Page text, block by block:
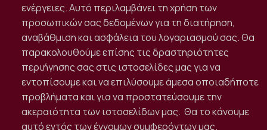
ενέργειες. Αυτό περιλαμβάνει τη χρήση των
προσωπικών σας δεδομένων για τη διατήρηση,
αναβάθμιση και ασφάλεια του λογαριασμού σας. Θα
παρακολουθούμε επίσης τις δραστηριότητες
περιήγησης σας στις ιστοσελίδες μας για να
εντοπίσουμε και να επιλύσουμε άμεσα οποιαδήποτε
προβλήματα και για να προστατεύσουμε την
ακεραιότητα των ιστοσελίδων μας. Θα το κάνουμε
αυτό εντός των έννομων συμφερόντων μας.